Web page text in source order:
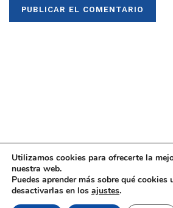
© 2021Upaninews
Utilizamos cookies para ofrecerte la
nuestra web.
Puedes aprender más sobre qué cookies
desactivarlas en los ajustes.